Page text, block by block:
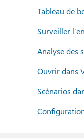
Tableau de
Surveiller
Analyse des
Ouvrir dans
Scénarios